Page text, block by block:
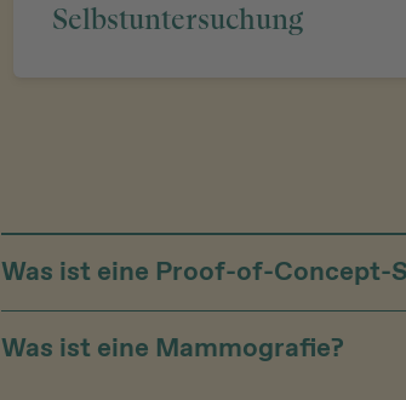
Selbstuntersuchung
Was ist eine Proof-of-Concept-
Was ist eine Mammografie?